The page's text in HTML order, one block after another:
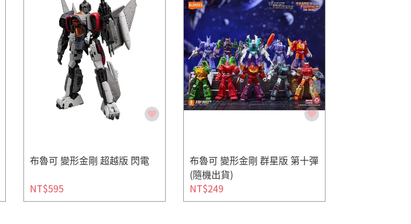
布魯可 變形金剛 超越版 閃電
NT$595
布魯可 變形金剛 群星版 第十彈
(隨機出貨)
NT$249